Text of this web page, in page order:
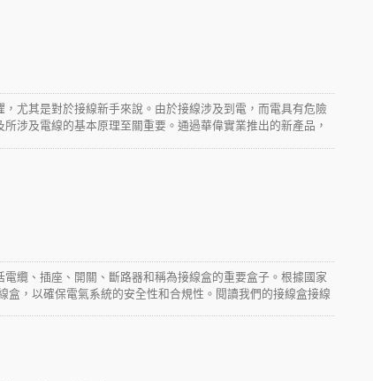
尤其是對於接線新手來說。由於接線涉及到電，而電具有危險
涉及電線的基本原理至關重要。通過華偉實業推出的新產品，
纜、插座、開關、斷路器和稱為接線盒的重要盒子。根據國家
盒，以確保電氣系統的安全性和合規性。閱讀我們的接線盒接線